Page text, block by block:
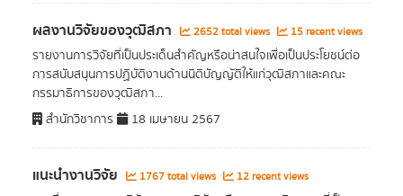
ผลงานวิจัยของวุฒิสภา 2652 total views 15 recent views
รายงานการวิจัยที่เป็นประเด็นสำคัญหรือน่าสนใจเพื่อเป็นประโยชน์ต่อ
การสนับสนุนการปฏิบัติงานด้านนิติบัญญัติให้แก่วุฒิสภาและคณะ
กรรมาธิการของวุฒิสภา...
สำนักวิชาการ
18 เมษายน 2567
แนะนำงานวิจัย 1767 total views 12 recent views